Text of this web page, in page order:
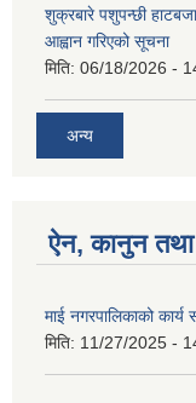
शुक्रबारे पशुपन्छी
आह्वान गरिएको सूचना
मिति: 06/18/2026 -
अन्य
ऐन, कानुन तथा
माई नगरपालिकाको
मिति: 11/27/2025 -